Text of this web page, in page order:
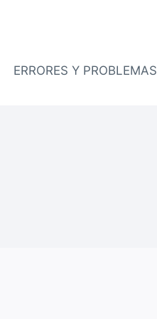
ERRORES Y PROBLEMAS